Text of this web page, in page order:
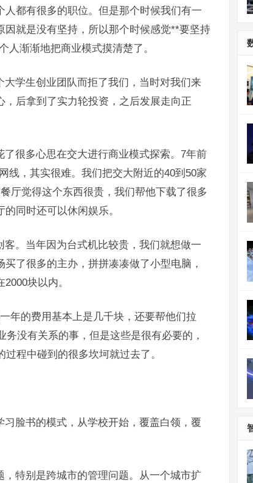
都有很多的职位。但是那个时候我们有一
就是没有坚持，所以那个时候感觉**要坚持
人渐渐地把商业模式摸清楚了。
学生创业团队而拒了我们，当时对我们来
后拿到了实力轮投资，之后发展走向正
很多心思在交大进行商业模式探索。7年前
线，其实很难。我们把交大附近的40到50家
厅觉得这个东西很贵，我们帮他下载了很多
同时还可以休闲娱乐。
。当年因为台式机比较贵，我们就想做一
了很多的主办，拼拼凑凑做了小型电脑，
块以内。
年的费用基本上是几千块，还要帮他们拉
没有关系的事，但是这些是很有必要的，
程中碰到的很多坎坷就过去了。
脸书的模式，从学校开始，覆盖白领，覆
特别是跨城市的管理问题。从一个城市扩